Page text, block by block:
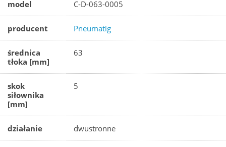
model C-D-063-0005
producent Pneumatig
średnica
tłoka [mm]
63
skok
siłownika
[mm]
5
działanie dwustronne